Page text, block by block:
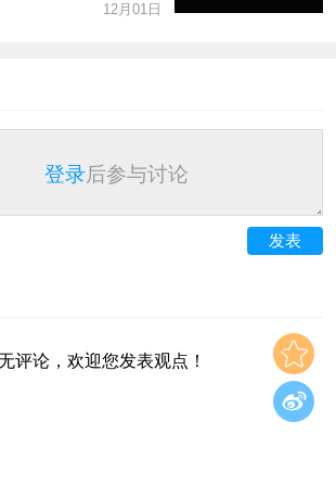
12月01日
登录后参与讨论
发表
评论，欢迎您发表观点！